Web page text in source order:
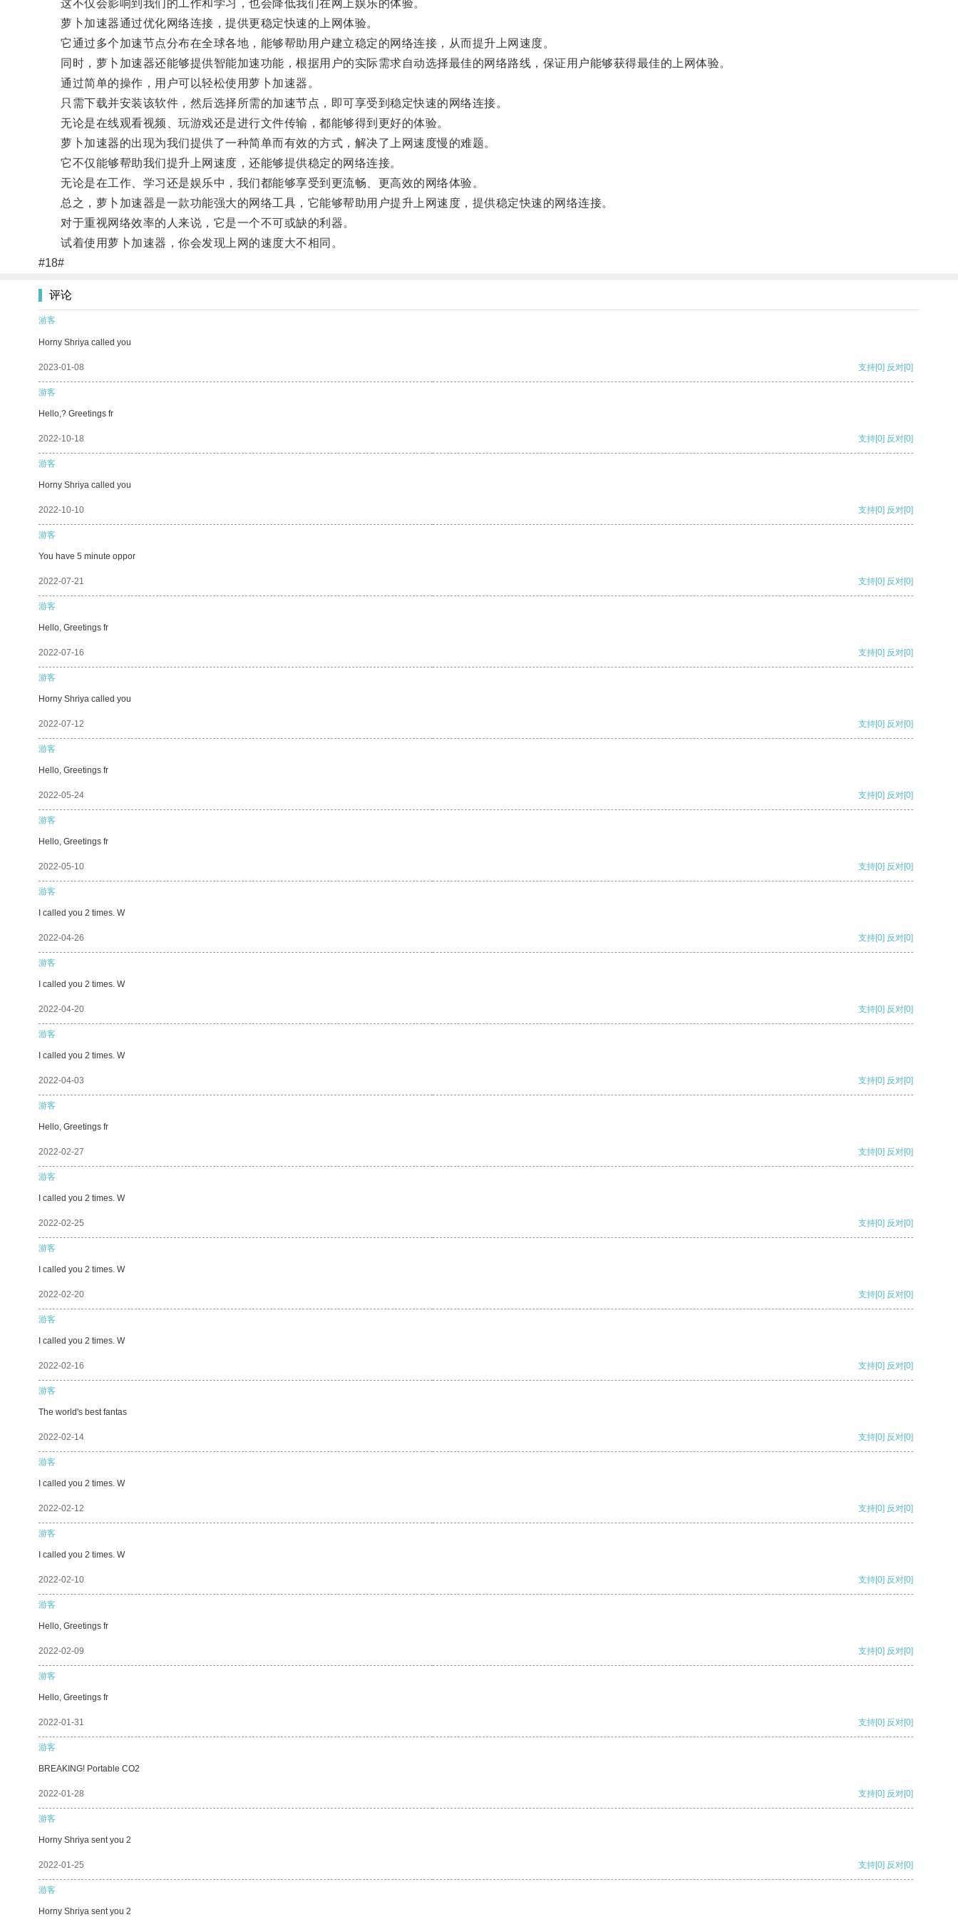
这不仅会影响到我们的工作和学习，也会降低我们在网上娱乐的体验。
萝卜加速器通过优化网络连接，提供更稳定快速的上网体验。
它通过多个加速节点分布在全球各地，能够帮助用户建立稳定的网络连接，从而提升上网速度。
同时，萝卜加速器还能够提供智能加速功能，根据用户的实际需求自动选择最佳的网络路线，保证用户能够获得最佳的上网体验。
通过简单的操作，用户可以轻松使用萝卜加速器。
只需下载并安装该软件，然后选择所需的加速节点，即可享受到稳定快速的网络连接。
无论是在线观看视频、玩游戏还是进行文件传输，都能够得到更好的体验。
萝卜加速器的出现为我们提供了一种简单而有效的方式，解决了上网速度慢的难题。
它不仅能够帮助我们提升上网速度，还能够提供稳定的网络连接。
无论是在工作、学习还是娱乐中，我们都能够享受到更流畅、更高效的网络体验。
总之，萝卜加速器是一款功能强大的网络工具，它能够帮助用户提升上网速度，提供稳定快速的网络连接。
对于重视网络效率的人来说，它是一个不可或缺的利器。
试着使用萝卜加速器，你会发现上网的速度大不相同。
#18#
评论
游客
Horny Shriya called you
2023-01-08 支持[0] 反对[0]
游客
Hello,? Greetings fr
2022-10-18 支持[0] 反对[0]
游客
Horny Shriya called you
2022-10-10 支持[0] 反对[0]
游客
You have 5 minute oppor
2022-07-21 支持[0] 反对[0]
游客
Hello, Greetings fr
2022-07-16 支持[0] 反对[0]
游客
Horny Shriya called you
2022-07-12 支持[0] 反对[0]
游客
Hello, Greetings fr
2022-05-24 支持[0] 反对[0]
游客
Hello, Greetings fr
2022-05-10 支持[0] 反对[0]
游客
I called you 2 times. W
2022-04-26 支持[0] 反对[0]
游客
I called you 2 times. W
2022-04-20 支持[0] 反对[0]
游客
I called you 2 times. W
2022-04-03 支持[0] 反对[0]
游客
Hello, Greetings fr
2022-02-27 支持[0] 反对[0]
游客
I called you 2 times. W
2022-02-25 支持[0] 反对[0]
游客
I called you 2 times. W
2022-02-20 支持[0] 反对[0]
游客
I called you 2 times. W
2022-02-16 支持[0] 反对[0]
游客
The world's best fantas
2022-02-14 支持[0] 反对[0]
游客
I called you 2 times. W
2022-02-12 支持[0] 反对[0]
游客
I called you 2 times. W
2022-02-10 支持[0] 反对[0]
游客
Hello, Greetings fr
2022-02-09 支持[0] 反对[0]
游客
Hello, Greetings fr
2022-01-31 支持[0] 反对[0]
游客
BREAKING! Portable CO2
2022-01-28 支持[0] 反对[0]
游客
Horny Shriya sent you 2
2022-01-25 支持[0] 反对[0]
游客
Horny Shriya sent you 2